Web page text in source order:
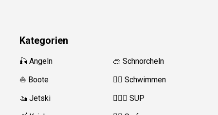
Kategorien
🎣 Angeln
⛵️ Boote
🚤 Jetski
🥽 Schnorcheln
🏊‍♂️ Schwimmen
🏄‍♀️🛶 SUP